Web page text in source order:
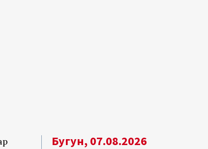
Бугун, 07.08.2026